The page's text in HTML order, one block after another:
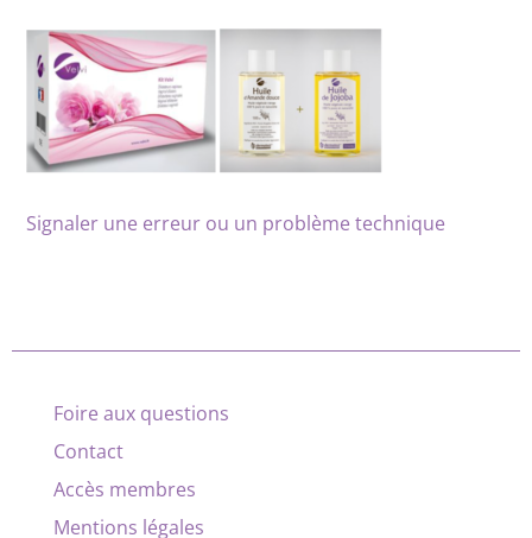
Signaler une erreur ou un problème technique
Foire aux questions
Contact
Accès membres
Mentions légales